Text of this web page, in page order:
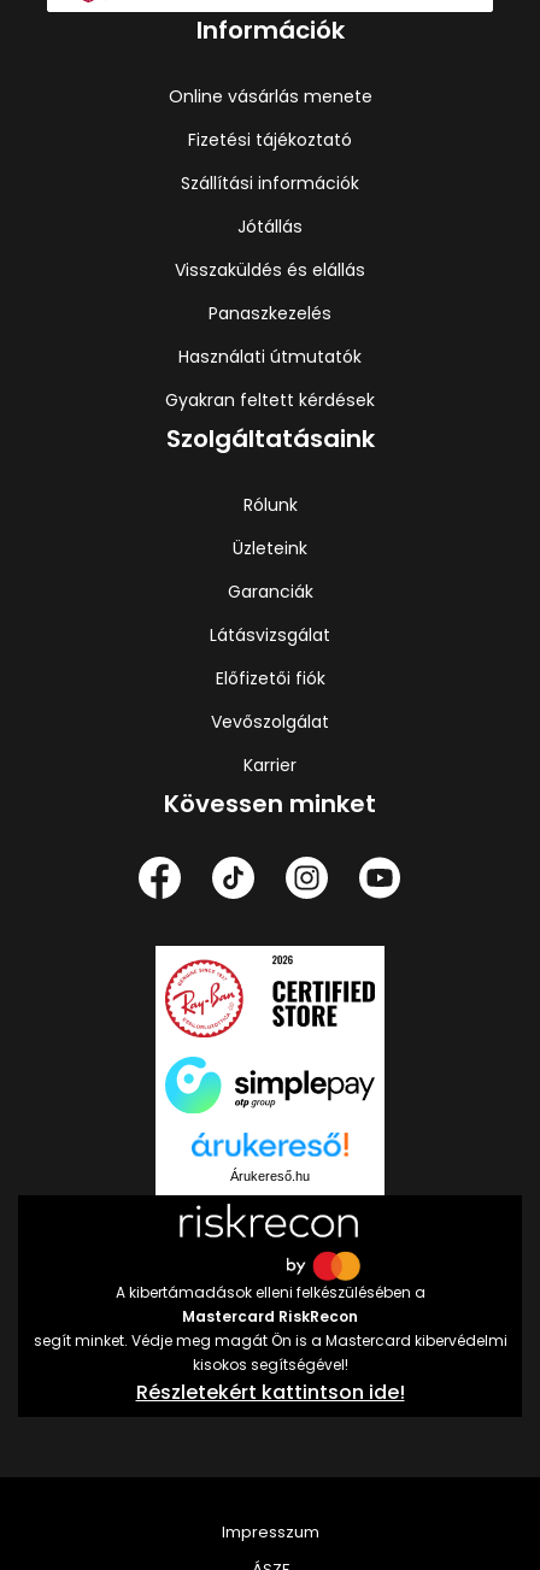
Információk
Online vásárlás menete
Fizetési tájékoztató
Szállítási információk
Jótállás
Visszaküldés és elállás
Panaszkezelés
Használati útmutatók
Gyakran feltett kérdések
Szolgáltatásaink
Rólunk
Üzleteink
Garanciák
Látásvizsgálat
Előfizetői fiók
Vevőszolgálat
Karrier
Kövessen minket
Árukereső.hu
A kibertámadások elleni felkészülésében a
Mastercard RiskRecon
segít minket. Védje meg magát Ön is a Mastercard kibervédelmi
kisokos segítségével!
Részletekért kattintson ide!
Impresszum